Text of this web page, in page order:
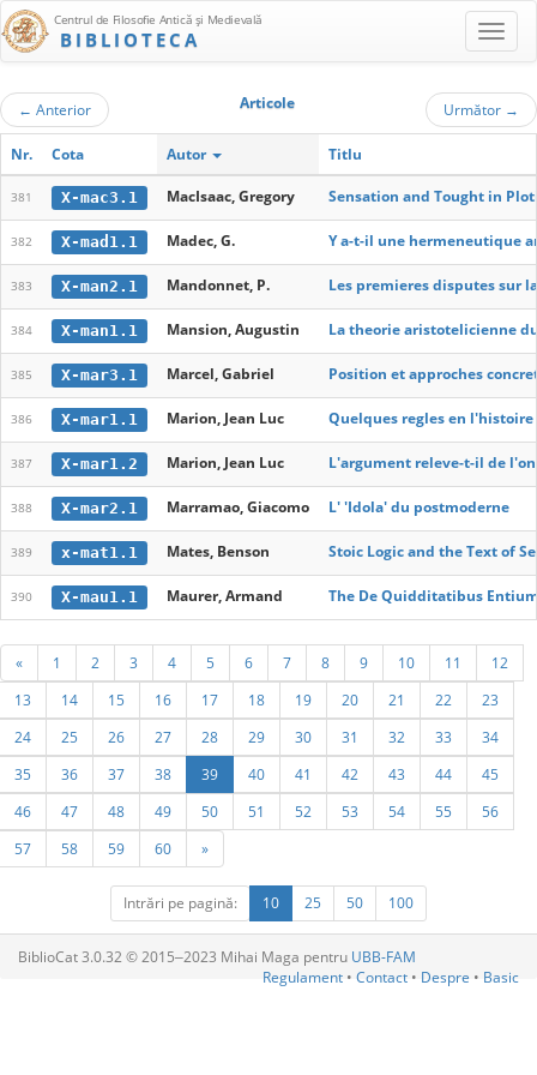
Centrul de Filosofie Antică şi Medievală
BIBLIOTECA
← Anterior Articole Următor →
Nr. Cota Autor Titlu
381 X-mac3.1 MacIsaac, Gregory Sensation and Tought in
382 X-mad1.1 Madec, G. Y a-t-il une hermeneutique
383 X-man2.1 Mandonnet, P. Les premieres disputes sur
384 X-man1.1 Mansion, Augustin La theorie aristotelicienne
385 X-mar3.1 Marcel, Gabriel Position et approches
386 X-mar1.1 Marion, Jean Luc Quelques regles en
387 X-mar1.2 Marion, Jean Luc L'argument releve-t-il de
388 X-mar2.1 Marramao, Giacomo L' 'Idola' du postmoderne
389 x-mat1.1 Mates, Benson Stoic Logic and the Text of
390 X-mau1.1 Maurer, Armand The De Quidditatibus
« 1 2 3 4 5 6 7 8 9 10 11
12
13
14 15 16 17 18 19 20 21 22
23
24
25 26 27 28 29 30 31 32 33
34
35
36 37 38 39 40 41 42 43 44
45
46
47 48 49 50 51 52 53 54 55
56
57
58 59 60 »
Intrări pe pagină: 10 25 50 100
BiblioCat 3.0.32 © 2015‒2023 Mihai Maga pentru UBB-FAM
Regulament • Contact • Despre • Basic